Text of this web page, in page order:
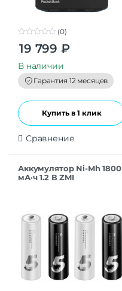
t
o
f
5
(0)
19 799 ₽
В наличии
Гарантия 12 месяцев
Купить в 1 клик
Сравнение
Аккумулятор Ni-Mh 1800
мА·ч 1.2 В ZMI